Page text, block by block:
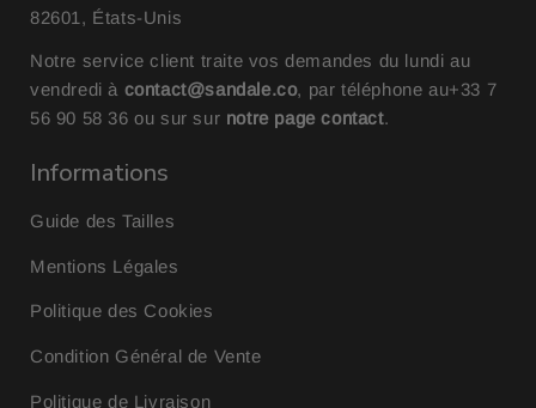
82601, États-Unis
Notre service client traite vos demandes du lundi au
vendredi à contact@sandale.co, par téléphone au+33 7
56 90 58 36ou sur sur notre page contact.
Informations
Guide des Tailles
Mentions Légales
Politique des Cookies
Condition Général de Vente
Politique de Livraison